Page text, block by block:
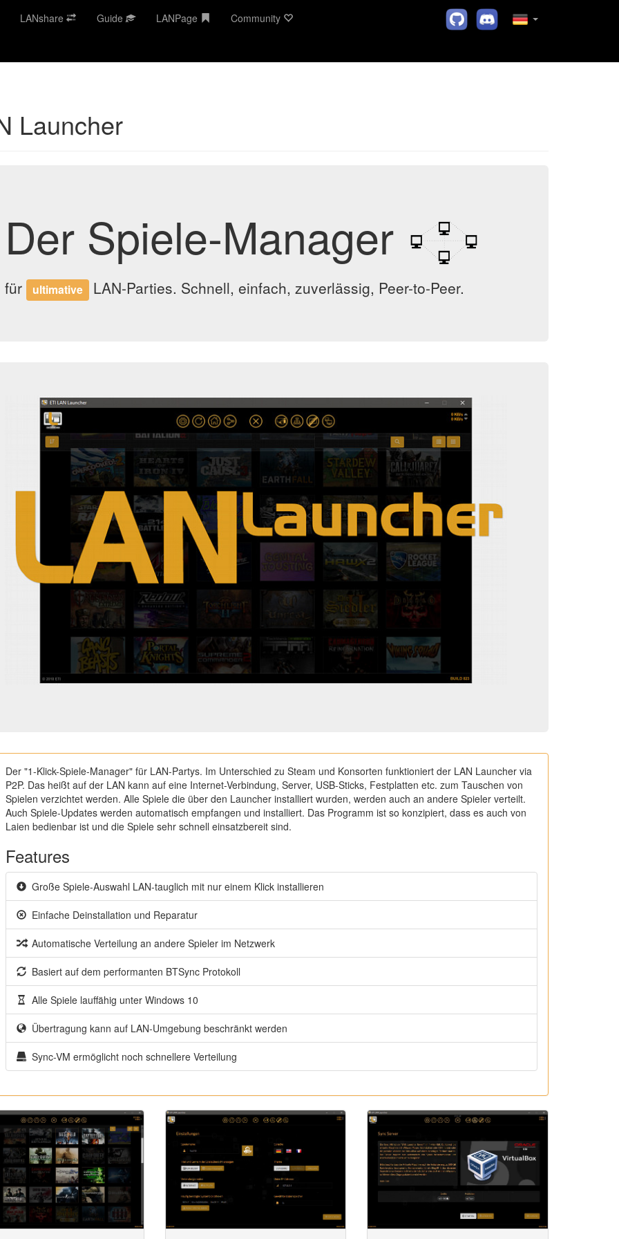
LANshare Guide LANPage Community
Launcher
Der Spiele-Manager
für ultimative LAN-Parties. Schnell, einfach, zuverlässig, Peer-to-Peer.
Der "1-Klick-Spiele-Manager" für LAN-Partys. Im Unterschied zu Steam und Konsorten funktioniert der LAN Launcher via
P2P. Das heißt auf der LAN kann auf eine Internet-Verbindung, Server, USB-Sticks, Festplatten etc. zum Tauschen von
Spielen verzichtet werden. Alle Spiele die über den Launcher installiert wurden, werden auch an andere Spieler verteilt.
Auch Spiele-Updates werden automatisch empfangen und installiert. Das Programm ist so konzipiert, dass es auch von
Laien bedienbar ist und die Spiele sehr schnell einsatzbereit sind.
Features
Große Spiele-Auswahl LAN-tauglich mit nur einem Klick installieren
Einfache Deinstallation und Reparatur
Automatische Verteilung an andere Spieler im Netzwerk
Basiert auf dem performanten BTSync Protokoll
Alle Spiele lauffähig unter Windows 10
Übertragung kann auf LAN-Umgebung beschränkt werden
Sync-VM ermöglicht noch schnellere Verteilung